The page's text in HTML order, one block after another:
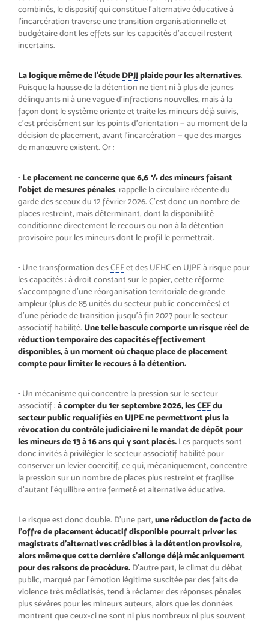
combinés, le dispositif qui constitue l’alternative éducative à
l’incarcération traverse une transition organisationnelle et
budgétaire dont les effets sur les capacités d’accueil restent
incertains.
La logique même de l’étude DPJJplaide pour les alternatives.
Puisque la hausse de la détention ne tient ni à plus de jeunes
délinquants ni à une vague d’infractions nouvelles, mais à la
façon dont le système oriente et traite les mineurs déjà suivis,
c’est précisément sur les points d’orientation — au moment de la
décision de placement, avant l’incarcération — que des marges
de manœuvre existent. Or :
• Le placement ne concerne que 6,6 % des mineurs faisant
l’objet de mesures pénales, rappelle la circulaire récente du
garde des sceaux du 12 février 2026. C’est donc un nombre de
places restreint, mais déterminant, dont la disponibilité
conditionne directement le recours ou non à la détention
provisoire pour les mineurs dont le profil le permettrait.
• Une transformation desCEFet des UEHC en UJPE à risque pour
les capacités : à droit constant sur le papier, cette réforme
s’accompagne d’une réorganisation territoriale de grande
ampleur (plus de 85 unités du secteur public concernées) et
d’une période de transition jusqu’à fin 2027 pour le secteur
associatif habilité. Une telle bascule comporte un risque réel de
réduction temporaire des capacités effectivement
disponibles, à un moment où chaque place de placement
compte pour limiter le recours à la détention.
• Un mécanisme qui concentre la pression sur le secteur
associatif : à compter du 1er septembre 2026, lesCEFdu
secteur public requalifiés en UJPE ne permettront plus la
révocation du contrôle judiciaire ni le mandat de dépôt pour
les mineurs de 13 à 16 ans qui y sont placés. Les parquets sont
donc invités à privilégier le secteur associatif habilité pour
conserver un levier coercitif, ce qui, mécaniquement, concentre
la pression sur un nombre de places plus restreint et fragilise
d’autant l’équilibre entre fermeté et alternative éducative.
Le risque est donc double. D’une part, une réduction de facto de
l’offre de placement éducatif disponible pourrait priver les
magistrats d’alternatives crédibles à la détention provisoire,
alors même que cette dernière s’allonge déjà mécaniquement
pour des raisons de procédure. D’autre part, le climat du débat
public, marqué par l’émotion légitime suscitée par des faits de
violence très médiatisés, tend à réclamer des réponses pénales
plus sévères pour les mineurs auteurs, alors que les données
montrent que ceux-ci ne sont ni plus nombreux ni plus souvent